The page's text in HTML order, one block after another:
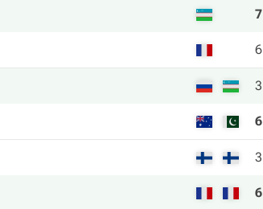
7
6
3
6
3
6